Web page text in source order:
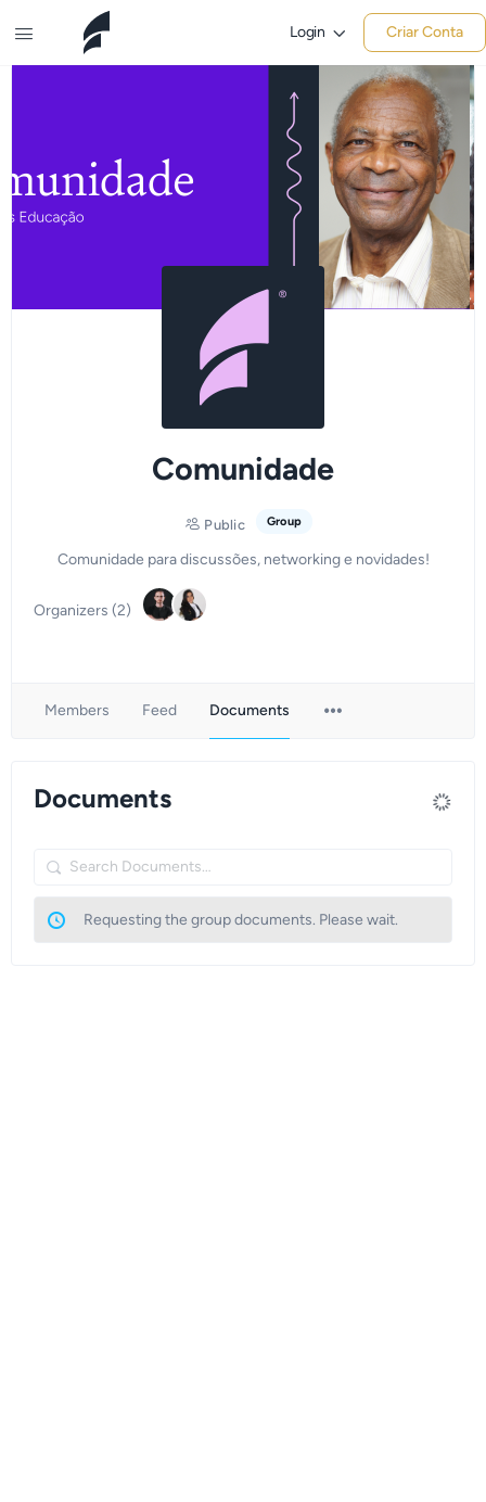
Login Criar Conta
Comunidade
Public Group
Comunidade para discussões, networking e novidades!
Organizers (2)
Members Feed Documents
Documents
Search
Requesting the group documents. Please wait.